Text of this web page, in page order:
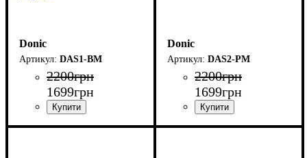
Donic
DAS1-BM
2200грн
1699грн
Donic
DAS2-PM
2200грн
1699грн